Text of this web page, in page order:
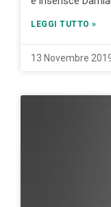
LEGGI TUTTO »
13 Novembre